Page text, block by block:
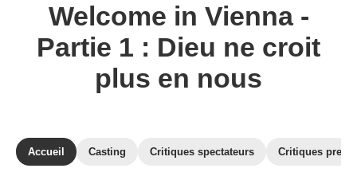
Welcome in Vienna -
Partie 1 : Dieu ne croit
plus en nous
Accueil Casting Critiques spectateurs Critiques